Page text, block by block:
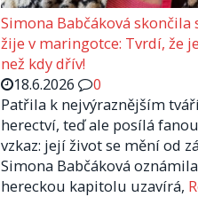
Simona Babčáková skončila
žije v maringotce: Tvrdí, že
než kdy dřív!
18.6.2026
0
Patřila k nejvýraznějším
herectví, teď ale posílá
vzkaz: její život se mění od
Simona Babčáková
hereckou kapitolu uzavírá,